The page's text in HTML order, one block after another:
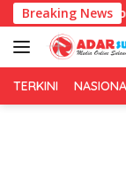
Langsung
ke
konten
Breaking News
IAI Rawa Aopa,
TERKINI